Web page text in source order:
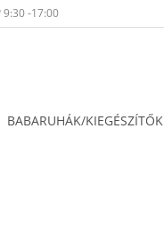
-17:00
BABARUHÁK/KIEGÉSZÍTŐK